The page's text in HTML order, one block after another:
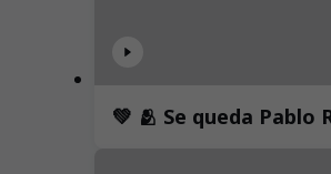
💚 🫂 Se queda Pablo